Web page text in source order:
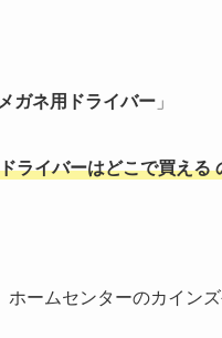
メガネ用ドライバー 」
ライバーはどこで買える
ームセンターのカイン